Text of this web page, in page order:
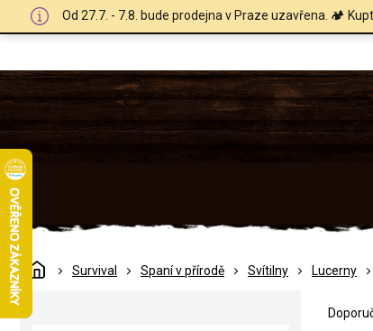
Od 27.7. - 7.8. bude prodejna v Praze uzavřena. 🏕️
DomůSurvival Spaní v přírodě Svítilny Lucerny
P
o